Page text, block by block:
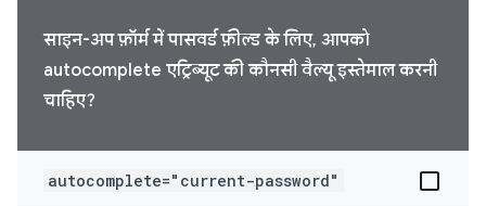
साइन-अप फ़ॉर्म में पासवर्ड फ़ील्ड के लिए, आपको
autocomplete एट्रिब्यूट की कौनसी वैल्यू इस्तेमाल करनी
चाहिए?
autocomplete="current-password"